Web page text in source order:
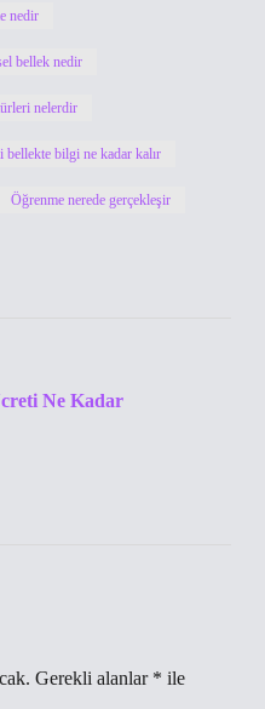
nedir
bellek nedir
nelerdir
bellekte bilgi ne kadar kalır
Öğrenme nerede gerçekleşir
Ne Kadar
Gerekli alanlar * ile